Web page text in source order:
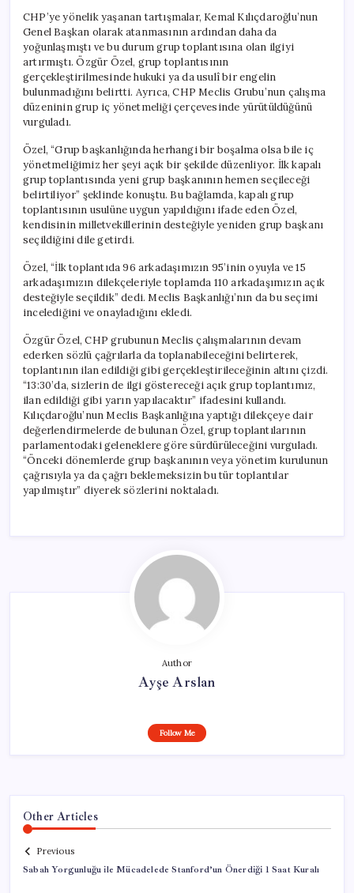
CHP’ye yönelik yaşanan tartışmalar, Kemal Kılıçdaroğlu’nun
Genel Başkan olarak atanmasının ardından daha da
yoğunlaşmıştı ve bu durum grup toplantısına olan ilgiyi
artırmıştı. Özgür Özel, grup toplantısının
gerçekleştirilmesinde hukuki ya da usulî bir engelin
bulunmadığını belirtti. Ayrıca, CHP Meclis Grubu’nun çalışma
düzeninin grup iç yönetmeliği çerçevesinde yürütüldüğünü
vurguladı.
Özel, “Grup başkanlığında herhangi bir boşalma olsa bile iç
yönetmeliğimiz her şeyi açık bir şekilde düzenliyor. İlk kapalı
grup toplantısında yeni grup başkanının hemen seçileceği
belirtiliyor” şeklinde konuştu. Bu bağlamda, kapalı grup
toplantısının usulüne uygun yapıldığını ifade eden Özel,
kendisinin milletvekillerinin desteğiyle yeniden grup başkanı
seçildiğini dile getirdi.
Özel, “İlk toplantıda 96 arkadaşımızın 95’inin oyuyla ve 15
arkadaşımızın dilekçeleriyle toplamda 110 arkadaşımızın açık
desteğiyle seçildik” dedi. Meclis Başkanlığı’nın da bu seçimi
incelediğini ve onayladığını ekledi.
Özgür Özel, CHP grubunun Meclis çalışmalarının devam
ederken sözlü çağrılarla da toplanabileceğini belirterek,
toplantının ilan edildiği gibi gerçekleştirileceğinin altını çizdi.
“13:30’da, sizlerin de ilgi göstereceği açık grup toplantımız,
ilan edildiği gibi yarın yapılacaktır” ifadesini kullandı.
Kılıçdaroğlu’nun Meclis Başkanlığına yaptığı dilekçeye dair
değerlendirmelerde de bulunan Özel, grup toplantılarının
parlamentodaki geleneklere göre sürdürüleceğini vurguladı.
“Önceki dönemlerde grup başkanının veya yönetim kurulunun
çağrısıyla ya da çağrı beklemeksizin bu tür toplantılar
yapılmıştır” diyerek sözlerini noktaladı.
Author
Ayşe Arslan
Follow Me
Other Articles
Previous
Sabah Yorgunluğu ile Mücadelede Stanford’un Önerdiği 1 Saat Kuralı